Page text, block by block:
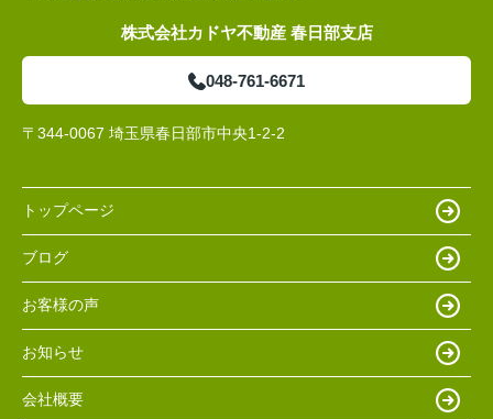
株式会社カドヤ不動産 春日部支店
048-761-6671
〒344-0067 埼玉県春日部市中央1-2-2
トップページ
ブログ
お客様の声
お知らせ
会社概要